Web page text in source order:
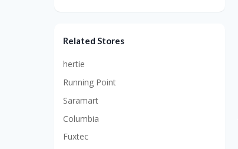
Related Stores
hertie
Running Point
Saramart
Columbia
Fuxtec